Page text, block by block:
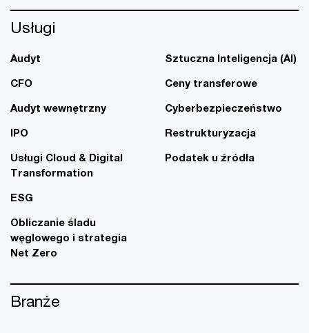
Usługi
Audyt
CFO
Audyt wewnętrzny
IPO
Usługi Cloud & Digital
Transformation
ESG
Obliczanie śladu
węglowego i strategia
Net Zero
Sztuczna Inteligencja (AI)
Ceny transferowe
Cyberbezpieczeństwo
Restrukturyzacja
Podatek u źródła
Branże